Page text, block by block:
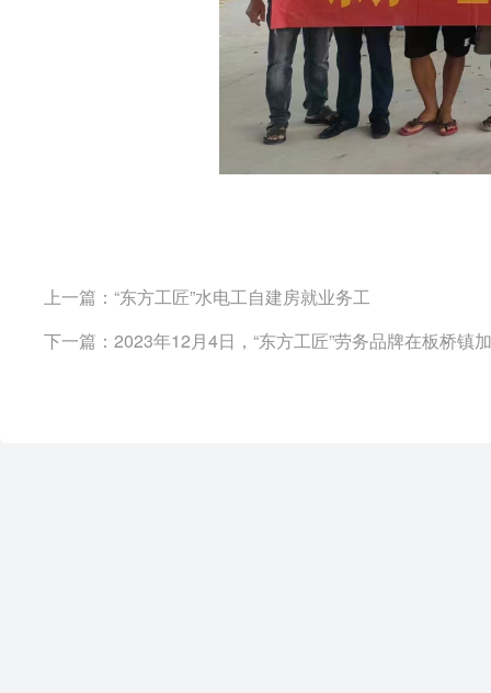
上一篇：“东方工匠”水电工自建房就业务工
下一篇：2023年12月4日，“东方工匠”劳务品牌在板桥镇